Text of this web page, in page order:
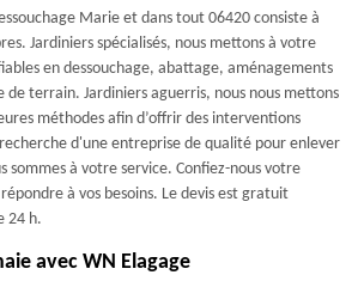
Marie et dans tout 06420 consiste à
Jardiniers spécialisés, nous mettons à votre
en dessouchage, abattage, aménagements
de terrain. Jardiniers aguerris, nous nous mettons
méthodes afin d’offrir des interventions
d'une entreprise de qualité pour enlever
sommes à votre service. Confiez-nous votre
à vos besoins. Le devis est gratuit
24 h.
avec WN Elagage